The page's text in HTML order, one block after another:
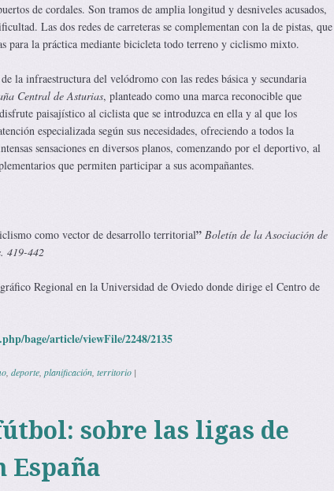
de cordales. Son tramos de amplia longitud y desniveles acusados,
Las dos redes de carreteras se complementan con la de pistas, que
para la práctica mediante bicicleta todo terreno y ciclismo mixto.
la infraestructura del velódromo con las redes básica y secundaria
Central de Asturias, planteado como una marca reconocible que
paisajístico al ciclista que se introduzca en ella y al que los
especializada según sus necesidades, ofreciendo a todos la
sensaciones en diversos planos, comenzando por el deportivo, al
que permiten participar a sus acompañantes.
como vector de desarrollo territorial” Boletín de la Asociación de
419-442
Regional en la Universidad de Oviedo donde dirige el Centro de
bage/article/viewFile/2248/2135
, deporte, planificación, territorio |
sobre las ligas de
España